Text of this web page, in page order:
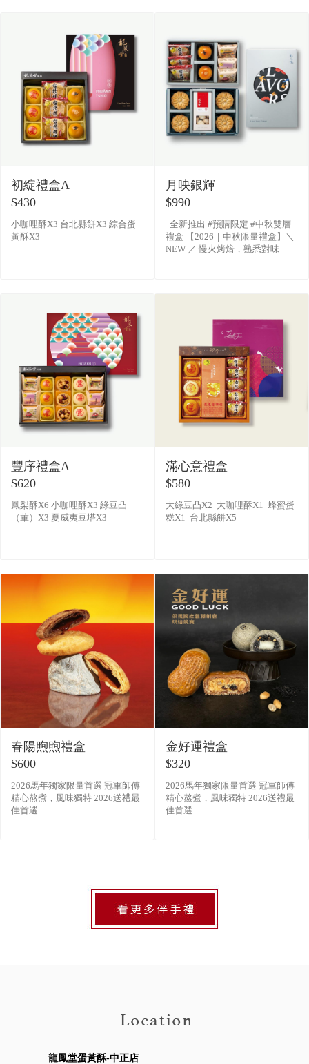
初綻禮盒A
$430
小咖哩酥X3 台北縣餅X3 綜合蛋
黃酥X3
月映銀輝
$990
全新推出 #預購限定 #中秋雙層
禮盒 【2026｜中秋限量禮盒】＼
NEW ／ 慢火烤焙，熟悉對味
豐序禮盒A
$620
鳳梨酥X6 小咖哩酥X3 綠豆凸
（葷）X3 夏威夷豆塔X3
滿心意禮盒
$580
大綠豆凸X2 大咖哩酥X1 蜂蜜蛋
糕X1 台北縣餅X5
春陽煦煦禮盒
$600
2026馬年獨家限量首選 冠軍師傅
精心熬煮，風味獨特 2026送禮最
佳首選
金好運禮盒
$320
2026馬年獨家限量首選 冠軍師傅
精心熬煮，風味獨特 2026送禮最
佳首選
龍鳳堂蛋黃酥-中正店